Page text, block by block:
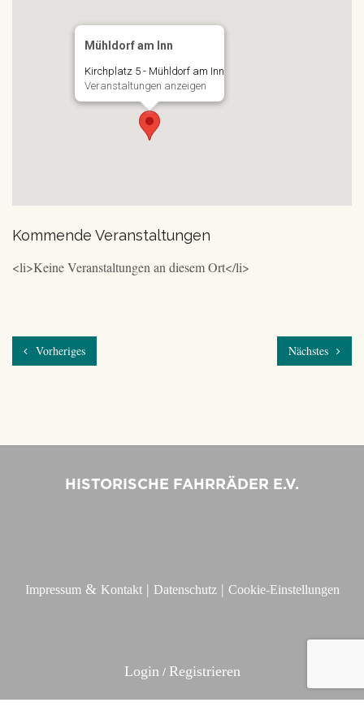
Mühldorf am Inn
Kirchplatz 5 - Mühldorf am Inn
Veranstaltungen anzeigen
Kommende Veranstaltungen
<li>Keine Veranstaltungen an diesem Ort</li>
Vorheriges Nächstes
HISTORISCHE FAHRRÄDER E.V.
Impressum& Kontakt| Datenschutz| Cookie-Einstellungen
Login / Registrieren